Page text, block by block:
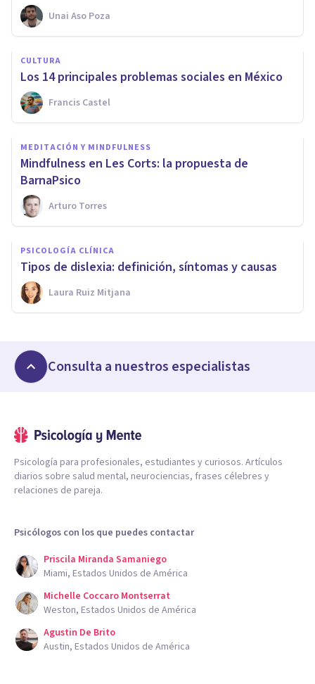
Unai Aso Poza
CULTURA
Los 14 principales problemas sociales en México
Francis Castel
MEDITACIÓN Y MINDFULNESS
Mindfulness en Les Corts: la propuesta de
BarnaPsico
Arturo Torres
PSICOLOGÍA CLÍNICA
Tipos de dislexia: definición, síntomas y causas
Laura Ruiz Mitjana
Consulta a nuestros especialistas
Psicología para profesionales, estudiantes y curiosos. Artículos
diarios sobre salud mental, neurociencias, frases célebres y
relaciones de pareja.
Psicólogos con los que puedes contactar
Priscila Miranda Samaniego
Miami, Estados Unidos de América
Michelle Coccaro Montserrat
Weston, Estados Unidos de América
Agustin De Brito
Austin, Estados Unidos de América